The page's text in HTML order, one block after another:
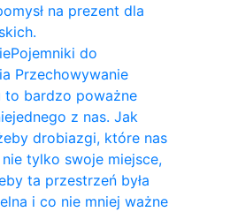
na prezent dla
Pojemniki do
Przechowywanie
to bardzo poważne
z nas. Jak
drobiazgi, które nas
tylko swoje miejsce,
ta przestrzeń była
i co nie mniej ważne